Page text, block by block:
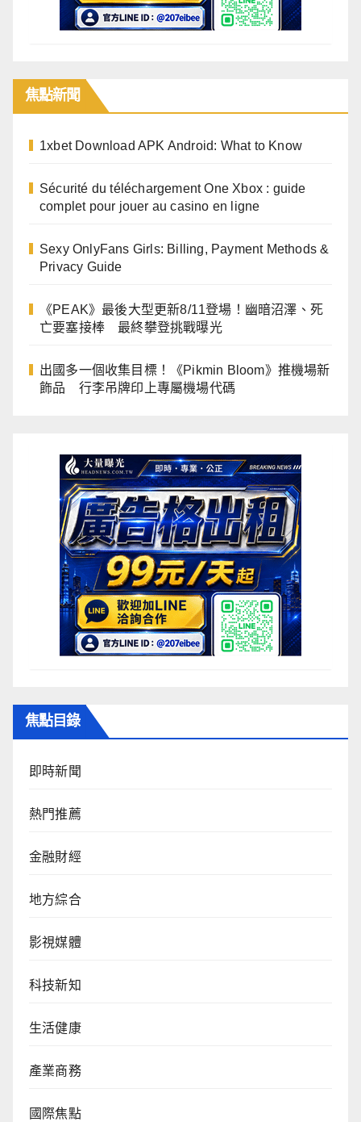
焦點新聞
1xbet Download APK Android: What to Know
Sécurité du téléchargement One Xbox : guide
complet pour jouer au casino en ligne
Sexy OnlyFans Girls: Billing, Payment Methods &
Privacy Guide
《PEAK》最後大型更新8/11登場！幽暗沼澤、死
亡要塞接棒 最終攀登挑戰曝光
出國多一個收集目標！《Pikmin Bloom》推機場新
飾品 行李吊牌印上專屬機場代碼
焦點目錄
即時新聞
熱門推薦
金融財經
地方綜合
影視媒體
科技新知
生活健康
產業商務
國際焦點